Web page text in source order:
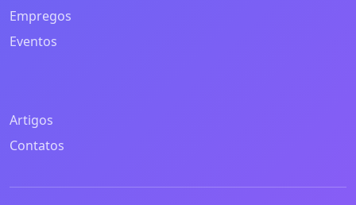
Empregos
Eventos
Artigos
Contatos